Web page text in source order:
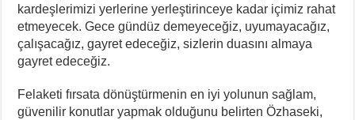
kardeşlerimizi yerlerine yerleştirinceye kadar içimiz rahat
etmeyecek. Gece gündüz demeyeceğiz, uyumayacağız,
çalışacağız, gayret edeceğiz, sizlerin duasını almaya
gayret edeceğiz.
Felaketi fırsata dönüştürmenin en iyi yolunun sağlam,
güvenilir konutlar yapmak olduğunu belirten Özhaseki,